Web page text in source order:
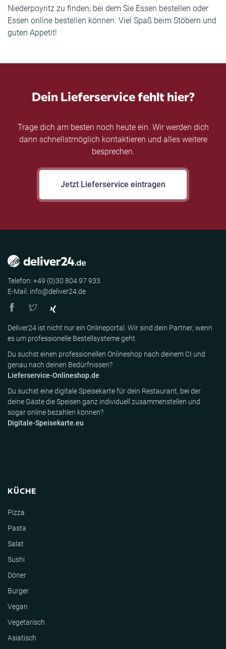
Niederpoyritz zu finden, bei dem Sie Essen bestellen oder
Essen online bestellen können. Viel Spaß beim Stöbern und
guten Appetit!
Dein Lieferservice fehlt hier?
Trage dich am besten noch heute ein. Wir werden dich
dann schnellstmöglich kontaktieren und alles weitere
besprechen.
Jetzt Lieferservice eintragen
Telefon: +49 (0)30 804 97 933
E-Mail: info@deliver24.de
Deliver24 ist nicht nur ein Onlineportal. Wir sind dein Partner, wenn
es um professionelle Bestellsysteme geht.
Du suchst einen professionellen Onlineshop nach deinem CI und
genau nach deinen Bedürfnissen?
Lieferservice-Onlineshop.de
Du suchst eine digitale Speisekarte für dein Restaurant, bei der
deine Gäste die Speisen ganz individuell zusammenstellen und
sogar online bezahlen können?
Digitale-Speisekarte.eu
KÜCHE
Pizza
Pasta
Salat
Sushi
Döner
Burger
Vegan
Vegetarisch
Asiatisch